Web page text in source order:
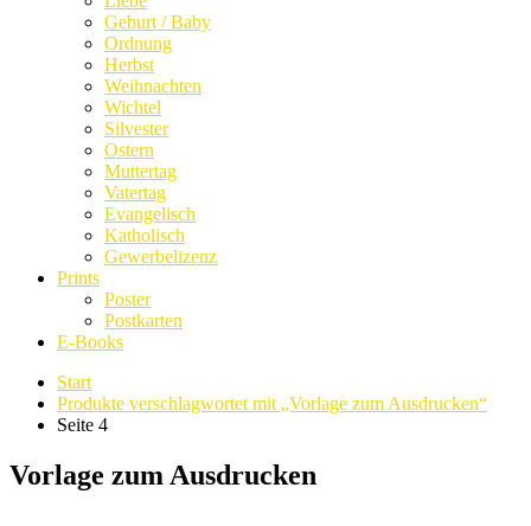
Geburt / Baby
Ordnung
Herbst
Weihnachten
Wichtel
Silvester
Ostern
Muttertag
Vatertag
Evangelisch
Katholisch
Gewerbelizenz
Prints
Poster
Postkarten
E-Books
Start
Produkte verschlagwortet mit „Vorlage zum Ausdrucken“
Seite 4
Vorlage zum Ausdrucken